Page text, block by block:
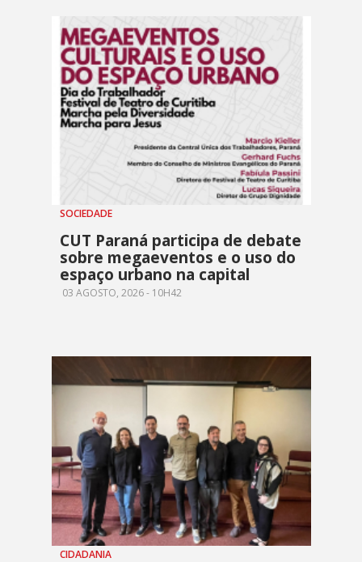
SOCIEDADE
CUT Paraná participa de debate
sobre megaeventos e o uso do
espaço urbano na capital
03 AGOSTO, 2026 - 10H42
CIDADANIA